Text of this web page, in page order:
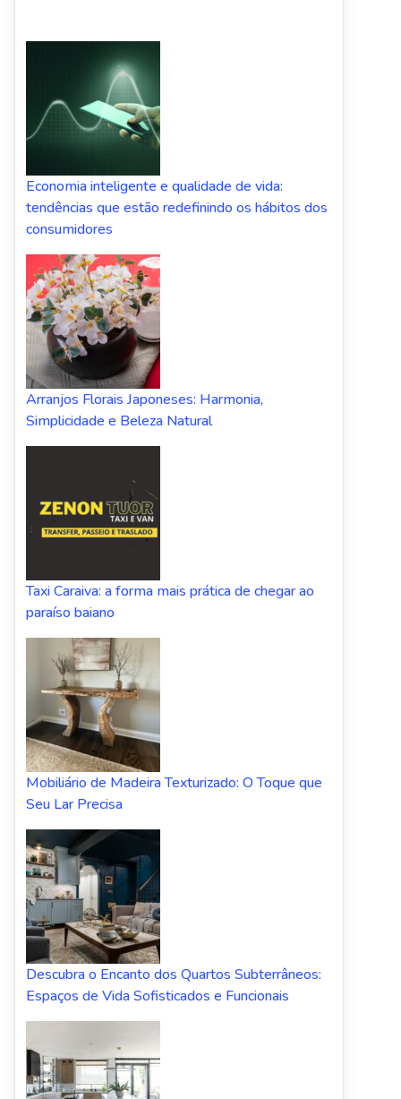
Economia inteligente e qualidade de vida:
tendências que estão redefinindo os hábitos dos
consumidores
Arranjos Florais Japoneses: Harmonia,
Simplicidade e Beleza Natural
Taxi Caraiva: a forma mais prática de chegar ao
paraíso baiano
Mobiliário de Madeira Texturizado: O Toque que
Seu Lar Precisa
Descubra o Encanto dos Quartos Subterrâneos:
Espaços de Vida Sofisticados e Funcionais